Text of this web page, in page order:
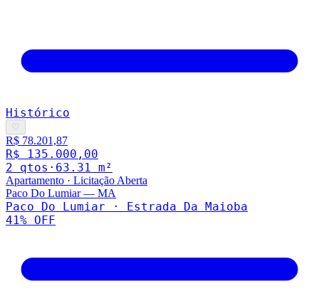
Histórico
♡
R$ 78.201,87
R$ 135.000,00
2 qtos · 63.31 m²
Apartamento · Licitação Aberta
Paco Do Lumiar— MA
Paco Do Lumiar · Estrada Da Maioba
41% OFF